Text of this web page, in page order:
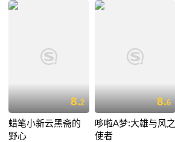
8.2
蜡笔小新云黑斋的
野心
8.6
哆啦A梦:大雄与风之
使者